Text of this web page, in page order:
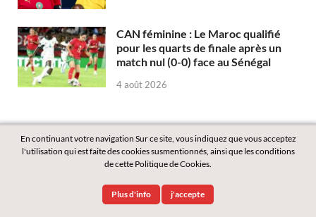
CAN féminine : Le Maroc qualifié
pour les quarts de finale après un
match nul (0-0) face au Sénégal
4 août 2026
WordPressandHitMag.
En continuant votre navigation Sur ce site, vous indiquez que vous acceptez
l'utilisation qui est faite des cookies susmentionnés, ainsi que les conditions
de cette Politique de Cookies.
Plus d'info j'accepte